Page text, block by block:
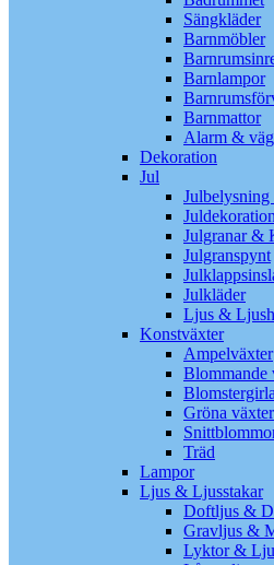
Sängkläder
Barnmöbler
Barnlampor
Barnmattor
Alarm &
Dekoration
Jul
Julgranar &
Julgranspynt
Julkläder
Ljus &
Konstväxter
Ampelväxter
Blommande
Gröna växter
Träd
Lampor
Ljus & Ljusstakar
Doftljus &
Gravljus &
Lyktor &